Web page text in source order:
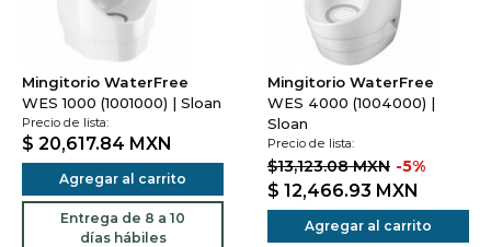
Mingitorio WaterFree
WES 1000 (1001000) | Sloan
Precio de lista:
$ 20,617.84 MXN
Agregar al carrito
Entrega de 8 a 10
días hábiles
Mingitorio WaterFree
WES 4000 (1004000) |
Sloan
Precio de lista:
$13,123.08 MXN -5%
$ 12,466.93 MXN
Agregar al carrito